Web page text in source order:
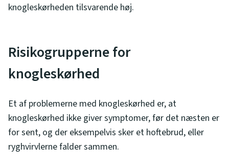
knogleskørheden tilsvarende høj.
Risikogrupperne for
knogleskørhed
Et af problemerne med knogleskørhed er, at
knogleskørhed ikke giver symptomer, før det næsten er
for sent, og der eksempelvis sker et hoftebrud, eller
ryghvirvlerne falder sammen.